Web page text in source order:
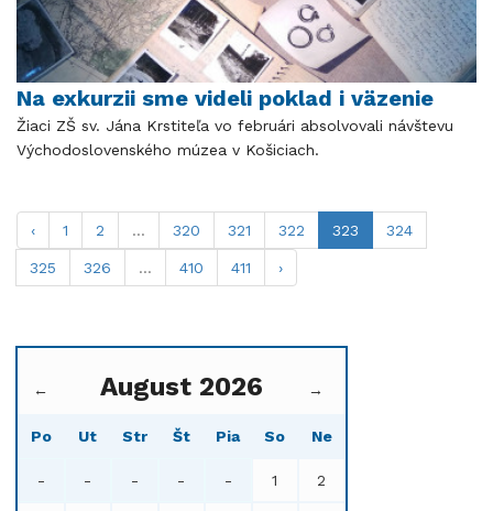
Na exkurzii sme videli poklad i väzenie
Žiaci ZŠ sv. Jána Krstiteľa vo februári absolvovali návštevu
Východoslovenského múzea v Košiciach.
‹ 1 2 ... 320 321 322 323 324
325 326 ... 410 411 ›
← August 2026 →
Po Ut Str Št Pia So Ne
- - - - - 1 2